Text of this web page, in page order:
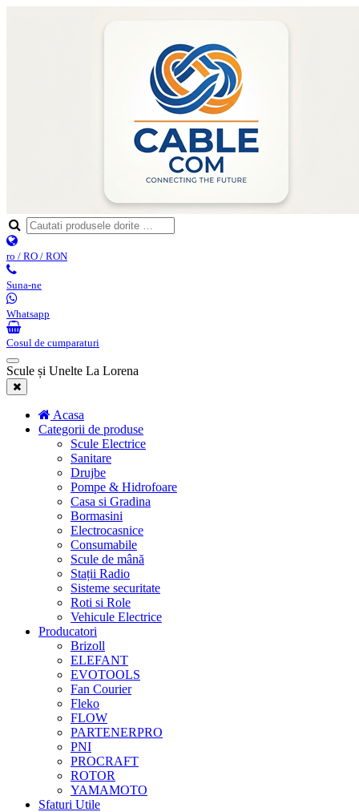
ro / RO / RON
Suna-ne
Whatsapp
Cosul de cumparaturi
Scule și Unelte La Lorena
Acasa
Categorii de produse
Scule Electrice
Sanitare
Drujbe
Pompe & Hidrofoare
Casa si Gradina
Bormasini
Electrocasnice
Consumabile
Scule de mână
Stații Radio
Sisteme securitate
Roti si Role
Vehicule Electrice
Producatori
Brizoll
ELEFANT
EVOTOOLS
Fan Courier
Fleko
FLOW
PARTENERPRO
PNI
PROCRAFT
ROTOR
YAMAMOTO
Sfaturi Utile